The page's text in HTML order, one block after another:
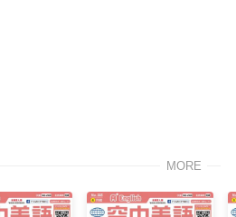
MORE